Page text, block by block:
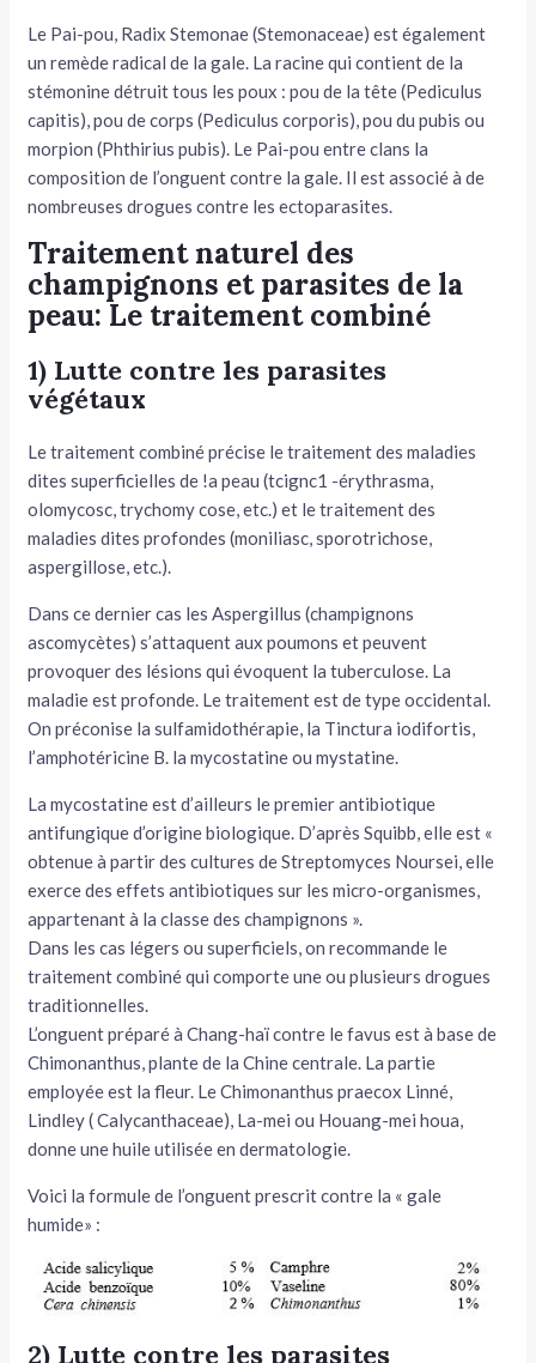
Le Pai-pou, Radix Stemonae (Stemonaceae) est également
un remède radical de la gale. La racine qui contient de la
stémonine détruit tous les poux : pou de la tête (Pediculus
capitis), pou de corps (Pediculus corporis), pou du pubis ou
morpion (Phthirius pubis). Le Pai-pou entre clans la
composition de l’onguent contre la gale. Il est associé à de
nombreuses drogues contre les ectoparasites.
Traitement naturel des
champignons et parasites de la
peau: Le traitement combiné
1) Lutte contre les parasites
végétaux
Le traitement combiné précise le traitement des maladies
dites superficielles de !a peau (tcignc1 -érythrasma,
olomycosc, trychomy cose, etc.) et le traitement des
maladies dites profondes (moniliasc, sporotrichose,
aspergillose, etc.).
Dans ce dernier cas les Aspergillus (champignons
ascomycètes) s’attaquent aux poumons et peuvent
provoquer des lésions qui évoquent la tuberculose. La
maladie est profonde. Le traitement est de type occidental.
On préconise la sulfa­midothérapie, la Tinctura iodifortis,
l’amphotéricine B. la mycosta­tine ou mystatine.
La mycostatine est d’ailleurs le premier antibiotique
antifungique d’origine biologique. D’après Squibb, elle est «
obtenue à partir des cultures de Streptomyces Noursei, elle
exerce des effets antibiotiques sur les micro-organismes,
appartenant à la classe des champignons ».
Dans les cas légers ou superficiels, on recommande le
traitement combiné qui comporte une ou plusieurs drogues
traditionnelles.
L’onguent préparé à Chang-haï contre le favus est à base de
Chi­monanthus, plante de la Chine centrale. La partie
employée est la fleur. Le Chimonanthus praecox Linné,
Lindley ( Calycanthaceae), La-mei ou Houang-mei houa,
donne une huile utilisée en dermatologie.
Voici la formule de l’onguent prescrit contre la « gale
humide» :
2) Lutte contre les parasites